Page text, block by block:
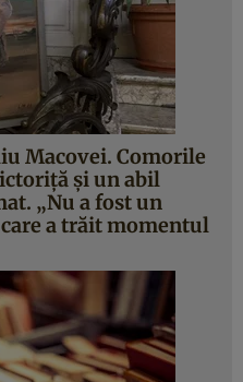
Macovei. Comorile
şi un abil
„Nu a fost un
a trăit momentul